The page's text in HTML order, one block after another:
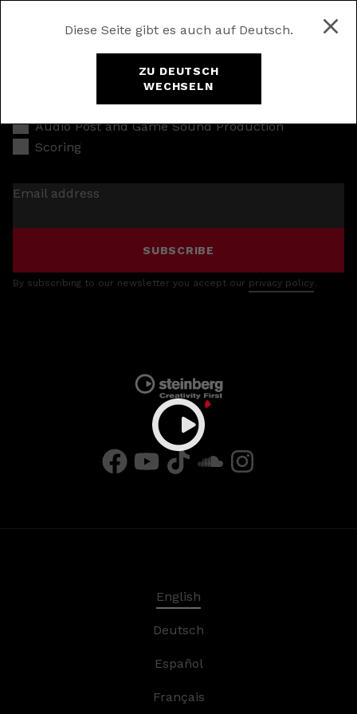
Diese Seite gibt es auch auf Deutsch.
ZU DEUTSCH
WECHSELN
Music Production
Audio Post and Game Sound Production
Scoring
Email address
SUBSCRIBE
By subscribing to our newsletter you accept our privacy policy.
English
Deutsch
Español
Français